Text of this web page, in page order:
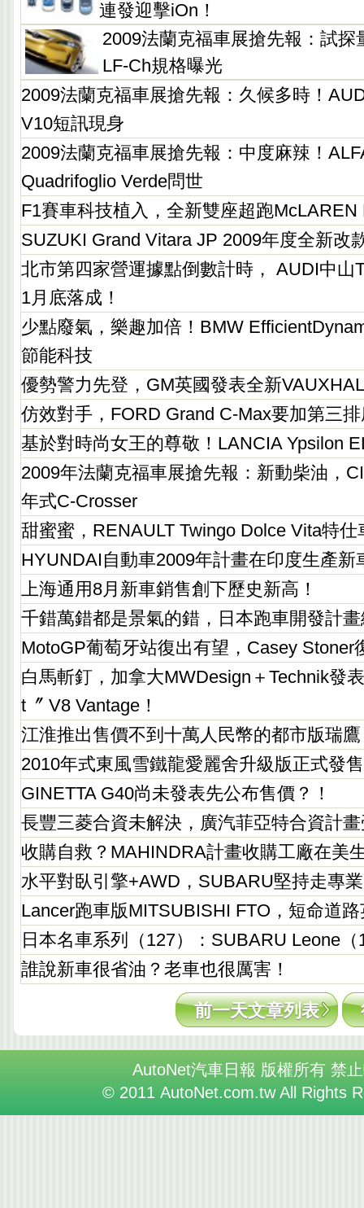
連發迎擊iOn！
2009法蘭克福車展搶先報：試探
LF-Ch規格曝光
2009法蘭克福車展搶先報：久候多時！
V10短訊現身
2009法蘭克福車展搶先報：中度麻辣！
Quadrifoglio Verde問世
F1賽車科技植入，全新雙座超跑McLAREN
SUZUKI Grand Vitara JP 2009年度全新改
北市第四家營運據點倒數計時， AUDI中山
1月底落成！
少點廢氣，樂趣加倍！BMW
節能科技
優勢警力先登，GM英國發表全新
仿效對手，FORD Grand C-Max要加第三
基於對時尚女王的尊敬！LANCIA Ypsilon
2009年法蘭克福車展搶先報：新動柴油，
年式C-Crosser
甜蜜蜜，RENAULT Twingo Dolce Vita特
HYUNDAI自動車2009年計畫在印度生產新
上海通用8月新車銷售創下歷史新高！
千錯萬錯都是景氣的錯，日本跑車開發計
MotoGP葡萄牙站復出有望，Casey Stoner
白馬斬釘，加拿大MWDesign＋Technik發
t〞 V8 Vantage！
江淮推出售價不到十萬人民幣的都市版瑞
2010年式東風雪鐵龍愛麗舍升級版正式發
GINETTA G40尚未發表先公布售價？！
長豐三菱合資未解決，廣汽菲亞特合資計
收購自救？MAHINDRA計畫收購工廠在美
水平對臥引擎+AWD，SUBARU堅持走專
Lancer跑車版MITSUBISHI FTO，短命道路
日本名車系列（127）：SUBARU Leone（
誰說新車很省油？老車也很厲害！
前一天文章列表
AutoNet汽車日報 版權所有 禁
© 2011 AutoNet.com.tw All Rights